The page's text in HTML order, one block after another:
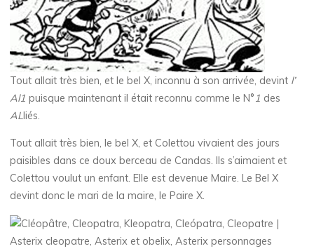
Tout allait très bien, et le bel X, inconnu à son arrivée, devint l’
Al1 puisque maintenant il était reconnu comme le N°1 des
ALliés.
Tout allait très bien, le bel X, et Colettou vivaient des jours
paisibles dans ce doux berceau de Candas. Ils s’aimaient et
Colettou voulut un enfant. Elle est devenue Maire. Le Bel X
devint donc le mari de la maire, le Paire X.